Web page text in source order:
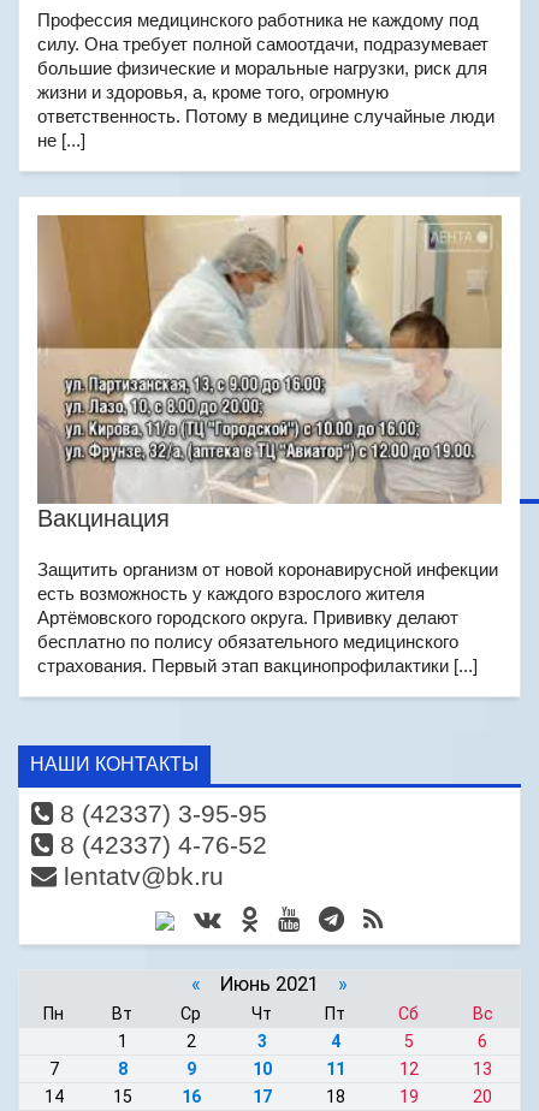
Профессия медицинского работника не каждому под
силу. Она требует полной самоотдачи, подразумевает
большие физические и моральные нагрузки, риск для
жизни и здоровья, а, кроме того, огромную
ответственность. Потому в медицине случайные люди
не [...]
Вакцинация
Защитить организм от новой коронавирусной инфекции
есть возможность у каждого взрослого жителя
Артёмовского городского округа. Прививку делают
бесплатно по полису обязательного медицинского
страхования. Первый этап вакцинопрофилактики [...]
НАШИ КОНТАКТЫ
8 (42337) 3-95-95
8 (42337) 4-76-52
lentatv@bk.ru
« Июнь 2021 »
Пн Вт Ср Чт Пт Сб
Вс
1
2 3 4 5
6
7
8 9 10 11 12
13
14
15 16 17 18 19
20